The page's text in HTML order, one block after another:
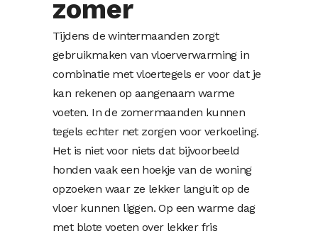
zomer
Tijdens de wintermaanden zorgt
gebruikmaken van vloerverwarming in
combinatie met vloertegels er voor dat je
kan rekenen op aangenaam warme
voeten. In de zomermaanden kunnen
tegels echter net zorgen voor verkoeling.
Het is niet voor niets dat bijvoorbeeld
honden vaak een hoekje van de woning
opzoeken waar ze lekker languit op de
vloer kunnen liggen. Op een warme dag
met blote voeten over lekker fris